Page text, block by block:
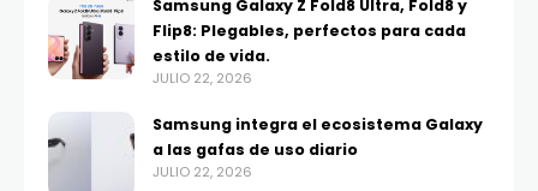
Samsung Galaxy Z Fold8 Ultra, Fold8 y
Flip8: Plegables, perfectos para cada
estilo de vida.
JULIO 22, 2026
Samsung integra el ecosistema Galaxy
a las gafas de uso diario
JULIO 22, 2026